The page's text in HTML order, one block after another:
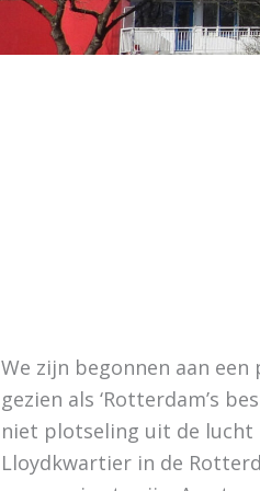
We zijn begonnen aan
gezien als ‘Rotterdam’s
niet plotseling uit de lucht
Lloydkwartier in de